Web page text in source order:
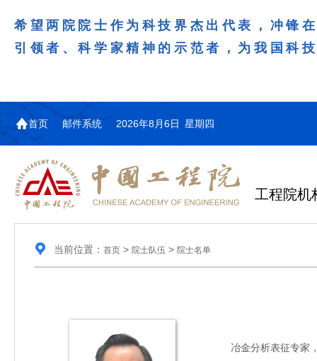
希望两院院士作为科技界杰出代表，冲锋
引领者、科学家精神的示范者，为我国科
首页 邮件系统 2026年8月6日 星期四
工程院机
当前位置： 首页> 院士队伍 > 院士名单
冶金分析表征专家，